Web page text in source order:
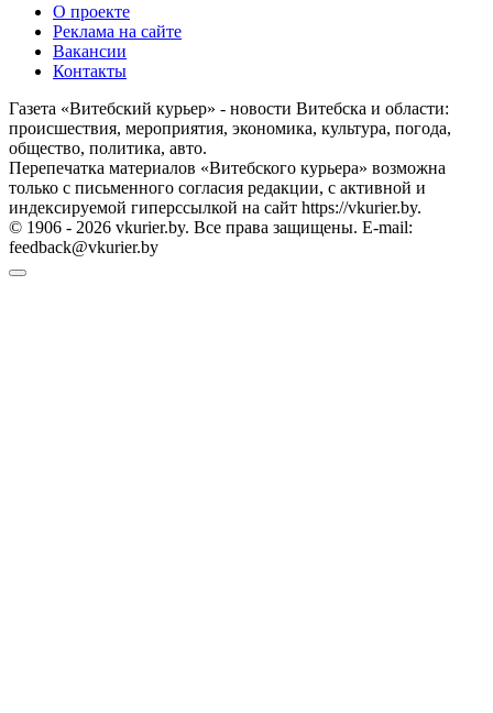
О проекте
Реклама на сайте
Вакансии
Контакты
Газета «Витебский курьер» - новости Витебска и области:
происшествия, мероприятия, экономика, культура, погода,
общество, политика, авто.
Перепечатка материалов «Витебского курьера» возможна
только с письменного согласия редакции, с активной и
индексируемой гиперссылкой на сайт https://vkurier.by.
© 1906 - 2026 vkurier.by. Все права защищены. E-mail:
feedback@vkurier.by